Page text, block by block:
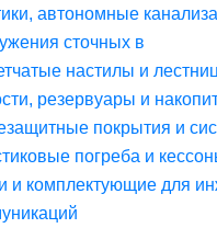
автономные
сточных в
настилы и
резервуары и
покрытия и
погреба и
и комплектующие для